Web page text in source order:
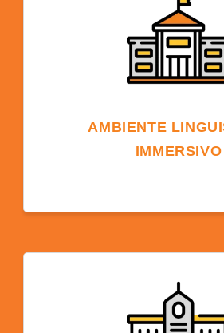
AMBIENTE
IMMERSIVO
inglese che accelera
portando a un
comprensione più rapidi